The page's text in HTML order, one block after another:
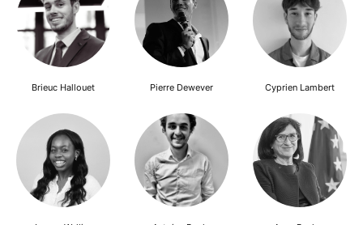
Brieuc Hallouet Pierre Dewever Cyprien Lambert